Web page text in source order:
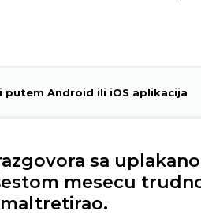
putem Android ili iOS aplikacija
sa
mesecu